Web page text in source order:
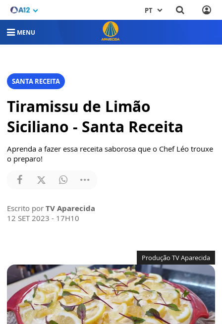
PT
MENU
SANTA RECEITA
Tiramissu de Limão
Siciliano - Santa Receita
Aprenda a fazer essa receita saborosa que o Chef Léo trouxe
o preparo!
Escrito por TV Aparecida
12 SET 2023 - 17H10
Produção TV Aparecida